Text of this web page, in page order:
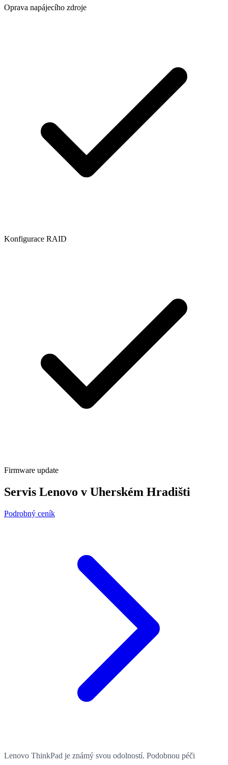
Oprava napájecího zdroje
Konfigurace RAID
Firmware update
Servis Lenovo v Uherském Hradišti
Podrobný ceník
Lenovo ThinkPad je známý svou odolností. Podobnou péči